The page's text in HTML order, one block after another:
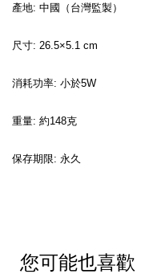
產地: 中國（台灣監製）
尺寸: 26.5×5.1 cm
消耗功率: 小於5W
重量: 約148克
保存期限: 永久
您可能也喜歡